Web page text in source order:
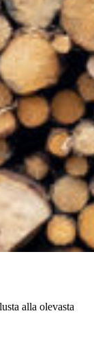
alla olevasta